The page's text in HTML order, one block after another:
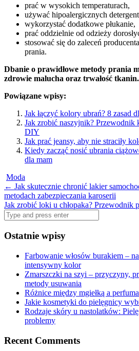
prać w wysokich temperaturach,
używać hipoalergicznych
wykorzystać dodatkowe płukanie,
prać oddzielnie od odzieży
stosować się do zaleceń
prania.
Dbanie o prawidłowe metody prania
zdrowie malucha oraz trwałość tkanin.
Powiązane wpisy:
Jak łączyć kolory ubrań? 8 zasad
Jak zrobić naszyjnik?
DIY
Jak prać jeansy, aby nie straciły
Kiedy zacząć nosić ubrania
dla mam
Moda
Post
navigation
← Jak skutecznie chronić lakier
metodach zabezpieczania karoserii
Jak zrobić loki u chłopaka? Przewodnik
Search
for:
Ostatnie wpisy
Farbowanie włosów burakiem –
intensywny kolor
Zmarszczki na szyi – przyczyny,
metody usuwania
Różnice między mgiełką a
Jakie kosmetyki do pielęgnicy
Rodzaje skóry u nastolatków:
problemy
Recent Comments